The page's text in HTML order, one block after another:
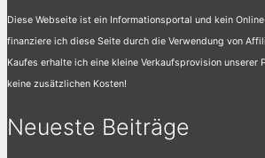
Diese Webseite ist ein Informationsportal und kein
finanziere ich diese Seite durch die Verwendung von
Kaufes erhalte ich eine kleine Verkaufsprovision unserer
keine zusätzlichen Kosten!
Neueste Beiträge